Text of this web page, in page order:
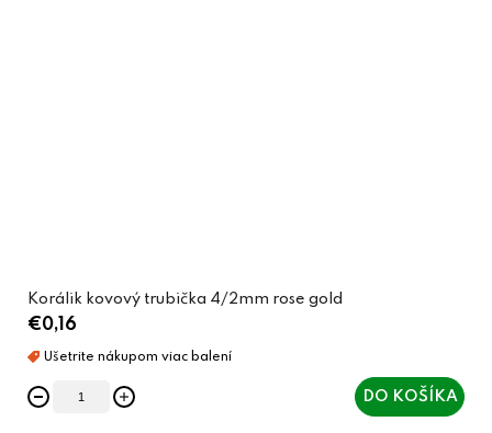
Korálik kovový trubička 4/2mm rose gold
€0,16
DO KOŠÍKA